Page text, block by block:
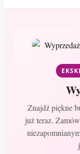
Znajdź piękne
już teraz.